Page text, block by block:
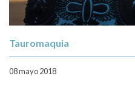
Tauromaquia
08 mayo 2018